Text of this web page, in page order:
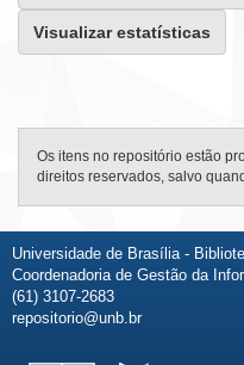
Visualizar estatísticas
Os itens no repositório estão
direitos reservados, salvo
Universidade de Brasília -
Coordenadoria de Gestão da
(61) 3107-2683
repositorio@unb.br